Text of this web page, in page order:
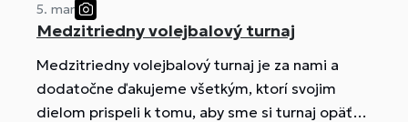
5. mar
Medzitriedny volejbalový turnaj
Medzitriedny volejbalový turnaj je za nami a
dodatočne ďakujeme všetkým, ktorí svojim
dielom prispeli k tomu, aby sme si turnaj opäť